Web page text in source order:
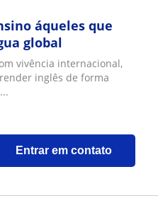
áqueles que
global
vivência internacional,
inglês de forma
Entrar em contato